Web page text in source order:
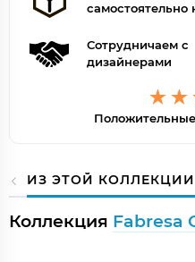
самостоятельно
Сотрудничаем с
дизайнерами
ИЗ ЭТОЙ КОЛЛЕКЦИИ
Коллекция Fabresa